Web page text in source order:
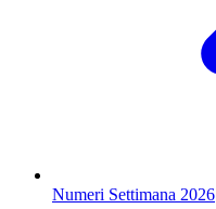
Numeri Settimana 2026